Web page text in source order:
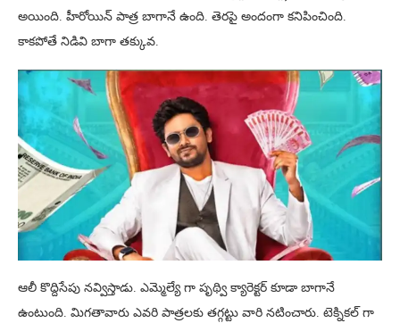
అయింది. హీరోయిన్ పాత్ర బాగానే ఉంది. తెరపై అందంగా కనిపించింది.
కాకపోతే నిడివి బాగా తక్కువ.
ఆలీ కొద్దిసేపు నవ్విస్తాడు. ఎమ్మెల్యే గా పృథ్వి క్యారెక్టర్ కూడా బాగానే
ఉంటుంది. మిగతావారు ఎవరి పాత్రలకు తగ్గట్టు వారి నటించారు. టెక్నికల్ గా